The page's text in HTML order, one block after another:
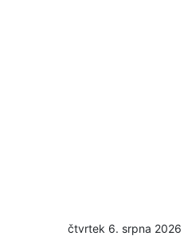
čtvrtek 6. srpna 2026